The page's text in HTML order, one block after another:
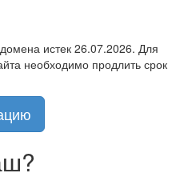
истек 26.07.2026. Для
необходимо продлить срок